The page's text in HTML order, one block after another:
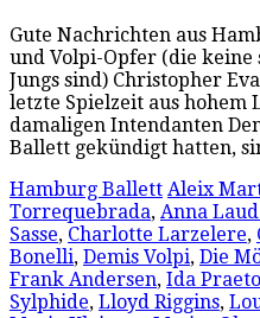
Gute Nachrichten aus
und Volpi-Opfer (die
Jungs sind) Christopher
letzte Spielzeit aus hohem
damaligen Intendanten
Ballett gekündigt hatten,
Hamburg Ballett Aleix
Torrequebrada, Anna
Sasse, Charlotte Larzelere,
Bonelli, Demis Volpi, Die
Frank Andersen, Ida
Sylphide, Lloyd Riggins,